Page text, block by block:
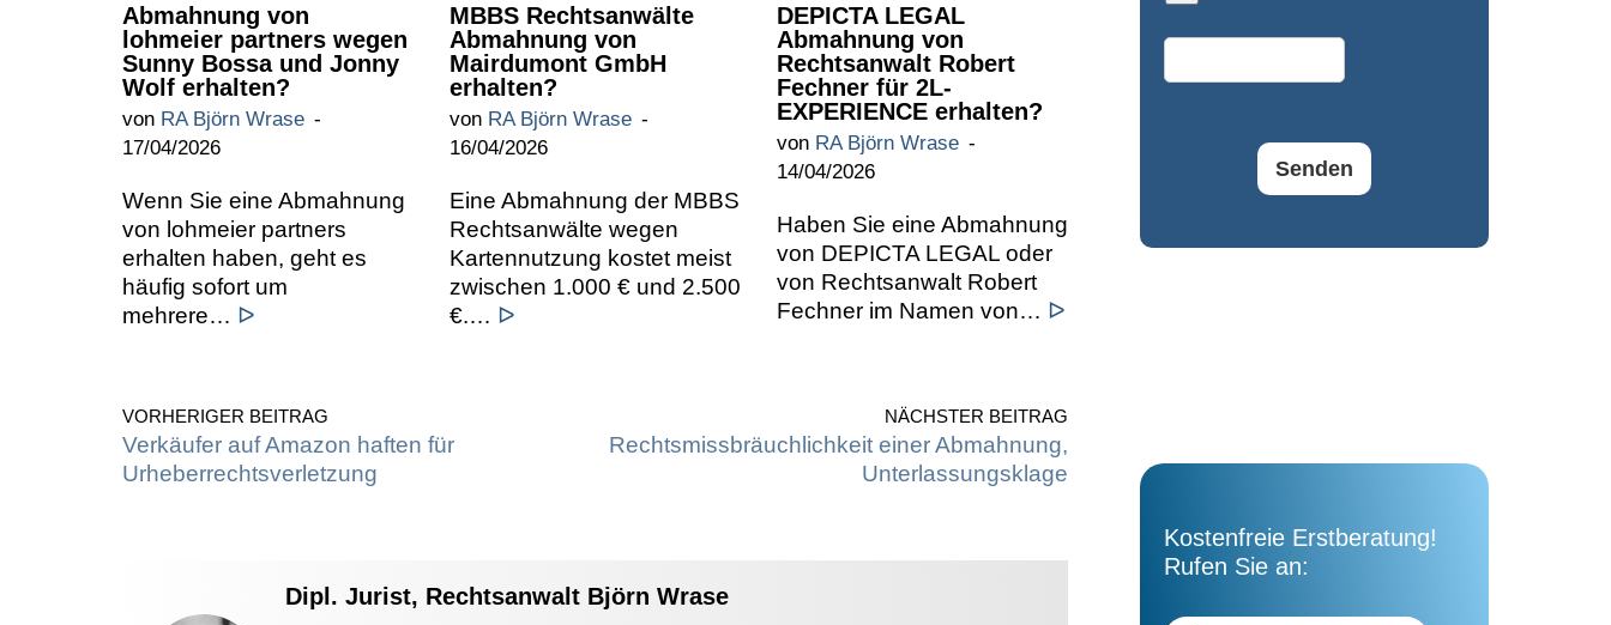
Abmahnung von
lohmeier partners wegen
Sunny Bossa und Jonny
Wolf erhalten?
von RA Björn Wrase
17/04/2026
Wenn Sie eine Abmahnung
von lohmeier partners
erhalten haben, geht es
häufig sofort um
mehrere… ᐅ
MBBS Rechtsanwälte
Abmahnung von
Mairdumont GmbH
erhalten?
von RA Björn Wrase
16/04/2026
Eine Abmahnung der MBBS
Rechtsanwälte wegen
Kartennutzung kostet meist
zwischen 1.000 € und 2.500
€.… ᐅ
DEPICTA LEGAL
Abmahnung von
Rechtsanwalt Robert
Fechner für 2L-
EXPERIENCE erhalten?
von RA Björn Wrase
14/04/2026
Haben Sie eine Abmahnung
von DEPICTA LEGAL oder
von Rechtsanwalt Robert
Fechner im Namen von… ᐅ
VORHERIGER BEITRAG
Verkäufer auf Amazon haften für
Urheberrechtsverletzung
NÄCHSTER BEITRAG
Rechtsmissbräuchlichkeit einer Abmahnung,
Unterlassungsklage
Dipl. Jurist, Rechtsanwalt Björn Wrase
Senden
Kostenfreie Erstberatung!
Rufen Sie an: